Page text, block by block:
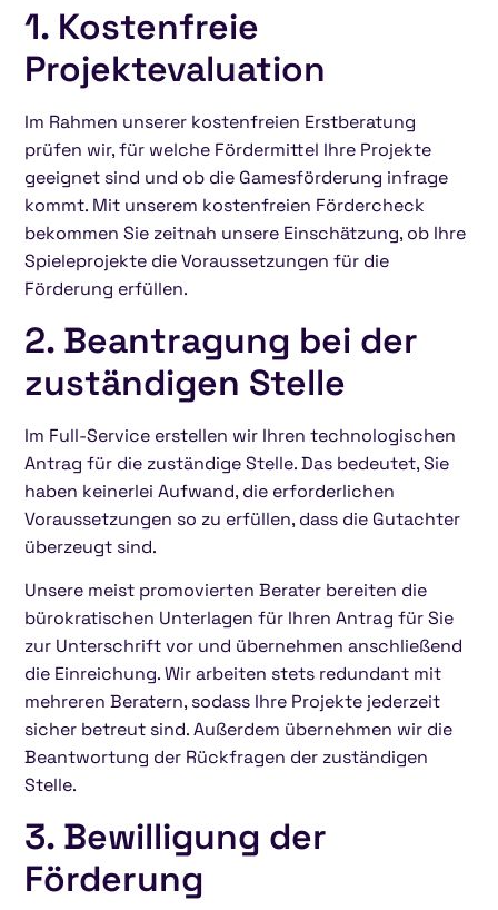
1. Kostenfreie
Projektevaluation
Im Rahmen unserer kostenfreien Erstberatung
prüfen wir, für welche Fördermittel Ihre Projekte
geeignet sind und ob die Gamesförderung infrage
kommt. Mit unserem kostenfreien Fördercheck
bekommen Sie zeitnah unsere Einschätzung, ob Ihre
Spieleprojekte die Voraussetzungen für die
Förderung erfüllen.
2. Beantragung bei der
zuständigen Stelle
Im Full-Service erstellen wir Ihren technologischen
Antrag für die zuständige Stelle. Das bedeutet, Sie
haben keinerlei Aufwand, die erforderlichen
Voraussetzungen so zu erfüllen, dass die Gutachter
überzeugt sind.
Unsere meist promovierten Berater bereiten die
bürokratischen Unterlagen für Ihren Antrag für Sie
zur Unterschrift vor und übernehmen anschließend
die Einreichung. Wir arbeiten stets redundant mit
mehreren Beratern, sodass Ihre Projekte jederzeit
sicher betreut sind. Außerdem übernehmen wir die
Beantwortung der Rückfragen der zuständigen
Stelle.
3. Bewilligung der
Förderung